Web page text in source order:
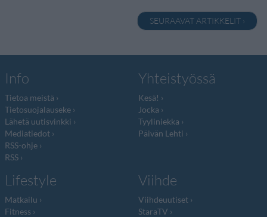
SEURAAVAT ARTIKKELIT ›
Info
Tietoa meistä
Tietosuojalauseke
Lähetä uutisvinkki
Mediatiedot
RSS-ohje
RSS
Yhteistyössä
Kesä!
Jocka
Tyyliniekka
Päivän Lehti
Lifestyle
Matkailu
Fitness
Viihde
Viihdeuutiset
StaraTV